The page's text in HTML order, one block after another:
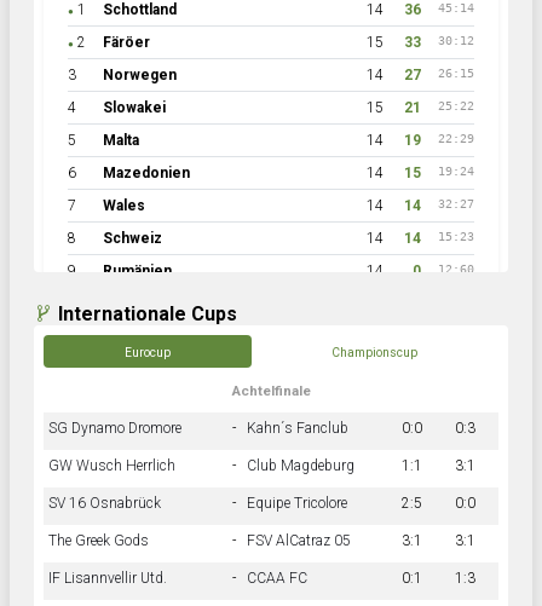
● 1 Schottland 14 36 45:14
● 2 Färöer 15 33 30:12
3 Norwegen 14 27 26:15
4 Slowakei 15 21 25:22
5 Malta 14 19 22:29
6 Mazedonien 14 15 19:24
7 Wales 14 14 32:27
8 Schweiz 14 14 15:23
9 Rumänien 14 0 12:60
Internationale Cups
Eurocup Championscup
Achtelfinale
SG Dynamo Dromore - Kahn´s Fanclub 0:0 0:3
GW Wusch Herrlich - Club Magdeburg 1:1 3:1
SV 16 Osnabrück - Equipe Tricolore 2:5 0:0
The Greek Gods - FSV AlCatraz 05 3:1 3:1
IF Lisannvellir Utd. - CCAA FC 0:1 1:3